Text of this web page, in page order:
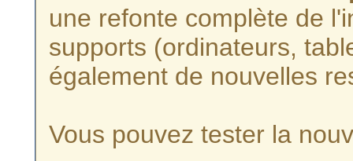
une refonte complète de
supports (ordinateurs,
également de nouvelles
Vous pouvez tester la